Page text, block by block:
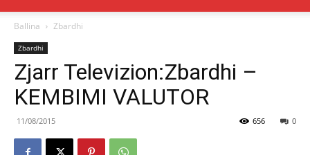
Ballina Zbardhi
Zbardhi
Zjarr Televizion:Zbardhi –
KEMBIMI VALUTOR
11/08/2015 0
656